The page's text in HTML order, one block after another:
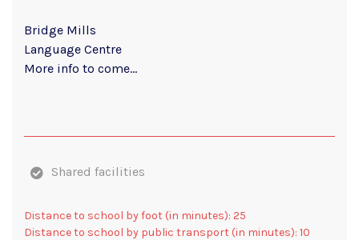
Bridge Mills
Language Centre
More info to come...
Shared facilities
Distance to school by foot (in minutes): 25
Distance to school by public transport (in minutes): 10